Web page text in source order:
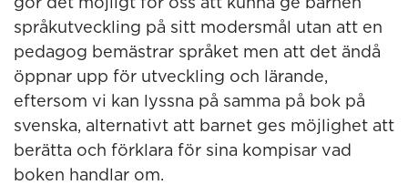
gör det möjligt för oss att kunna ge barnen
språkutveckling på sitt modersmål utan att en
pedagog bemästrar språket men att det ändå
öppnar upp för utveckling och lärande,
eftersom vi kan lyssna på samma på bok på
svenska, alternativt att barnet ges möjlighet att
berätta och förklara för sina kompisar vad
boken handlar om.